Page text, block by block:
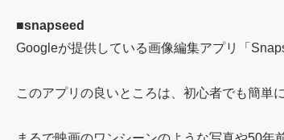
■snapseed
Googleが提供している画像編集アプリ「
このアプリの良いところは、初心者でも簡単